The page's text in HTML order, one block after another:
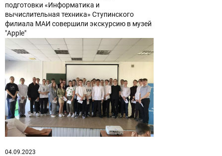
подготовки «Информатика и
вычислительная техника» Ступинского
филиала МАИ совершили экскурсию в музей
"Apple"
04.09.2023